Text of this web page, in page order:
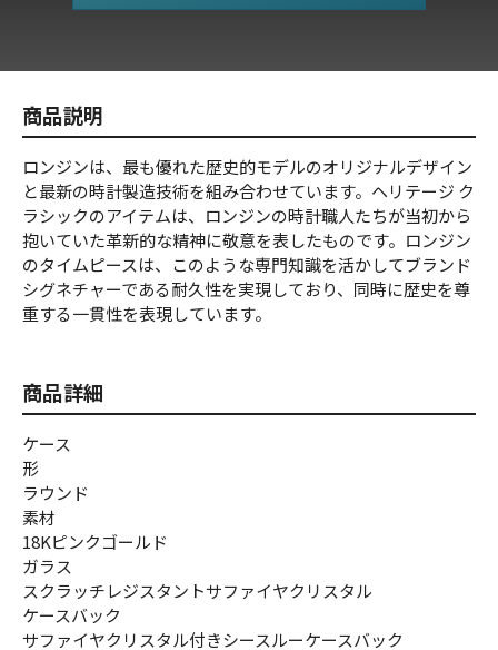
商品説明
ロンジンは、最も優れた歴史的モデルのオリジナルデザイン
と最新の時計製造技術を組み合わせています。ヘリテージ ク
ラシックのアイテムは、ロンジンの時計職人たちが当初から
抱いていた革新的な精神に敬意を表したものです。ロンジン
のタイムピースは、このような専門知識を活かしてブランド
シグネチャーである耐久性を実現しており、同時に歴史を尊
重する一貫性を表現しています。
商品詳細
ケース
形
ラウンド
素材
18Kピンクゴールド
ガラス
スクラッチレジスタントサファイヤクリスタル
ケースバック
サファイヤクリスタル付きシースルーケースバック